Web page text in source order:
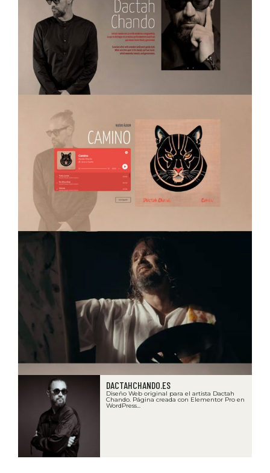
DACTAHCHANDO.ES
Diseño Web original para el artista Dactah
Chando. Página creada con Elementor Pro en
WordPress...